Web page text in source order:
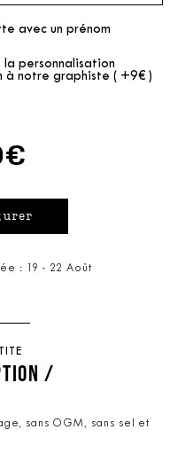
avec un prénom
personnalisation
à notre graphiste ( +9€ )
: 19 - 22 Août
/
sans OGM, sans sel et